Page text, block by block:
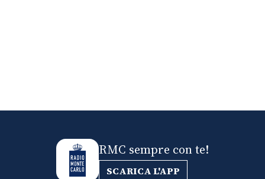
RMC sempre con te!
SCARICA L'APP